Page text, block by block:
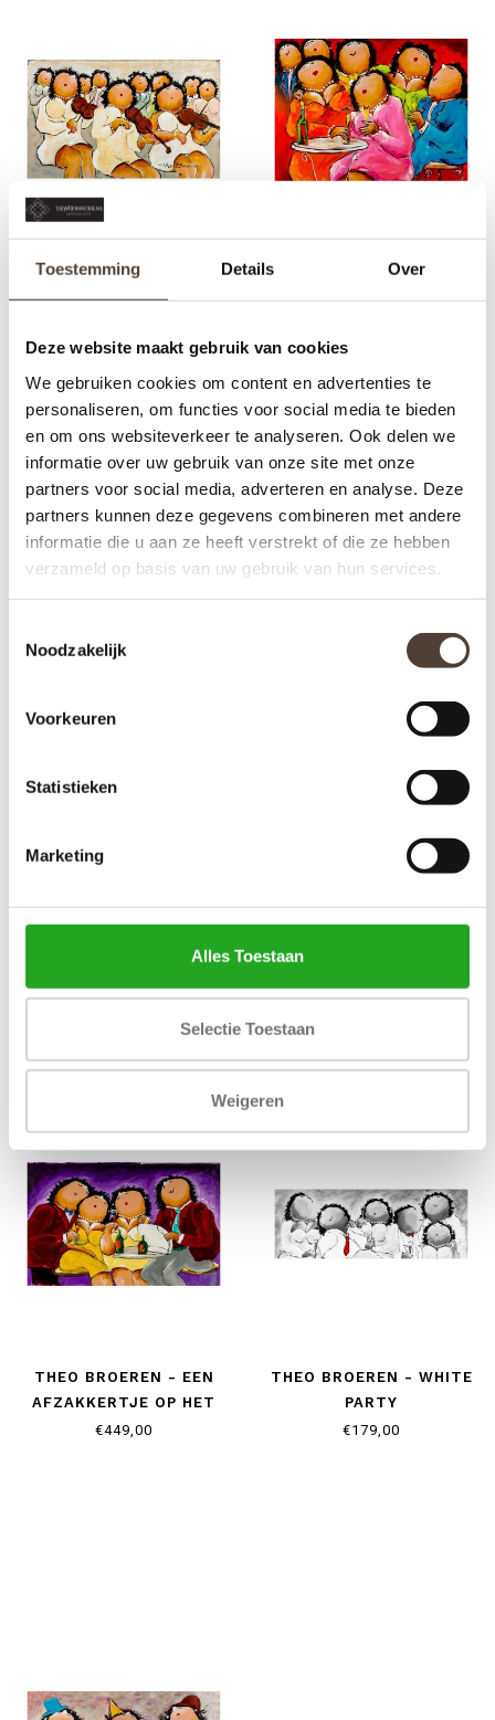
Toestemming Details Over
Deze website maakt gebruik van cookies
We gebruiken cookies om content en advertenties te
personaliseren, om functies voor social media te bieden
en om ons websiteverkeer te analyseren. Ook delen we
informatie over uw gebruik van onze site met onze
partners voor social media, adverteren en analyse. Deze
partners kunnen deze gegevens combineren met andere
informatie die u aan ze heeft verstrekt of die ze hebben
verzameld op basis van uw gebruik van hun services.
Noodzakelijk
Voorkeuren
Statistieken
Marketing
Alles Toestaan
Selectie Toestaan
Weigeren
THEO BROEREN - HET
VIOOL CONCERT
THEO BROEREN - IN THE
PICTURE
WIJNTJE VOOR DE
AAN DE BOWL
THEO BROEREN - EEN
AFZAKKERTJE OP HET
TERRAS
€449,00
THEO BROEREN - WHITE
PARTY
€179,00